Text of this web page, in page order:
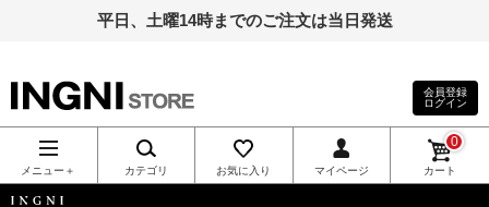
平日、土曜14時までのご注文は当日発送
INGNI（イン
グ）公式通
会員登録
ログイン
メニュー＋ カテゴリ お気に入り マイページ カート
0